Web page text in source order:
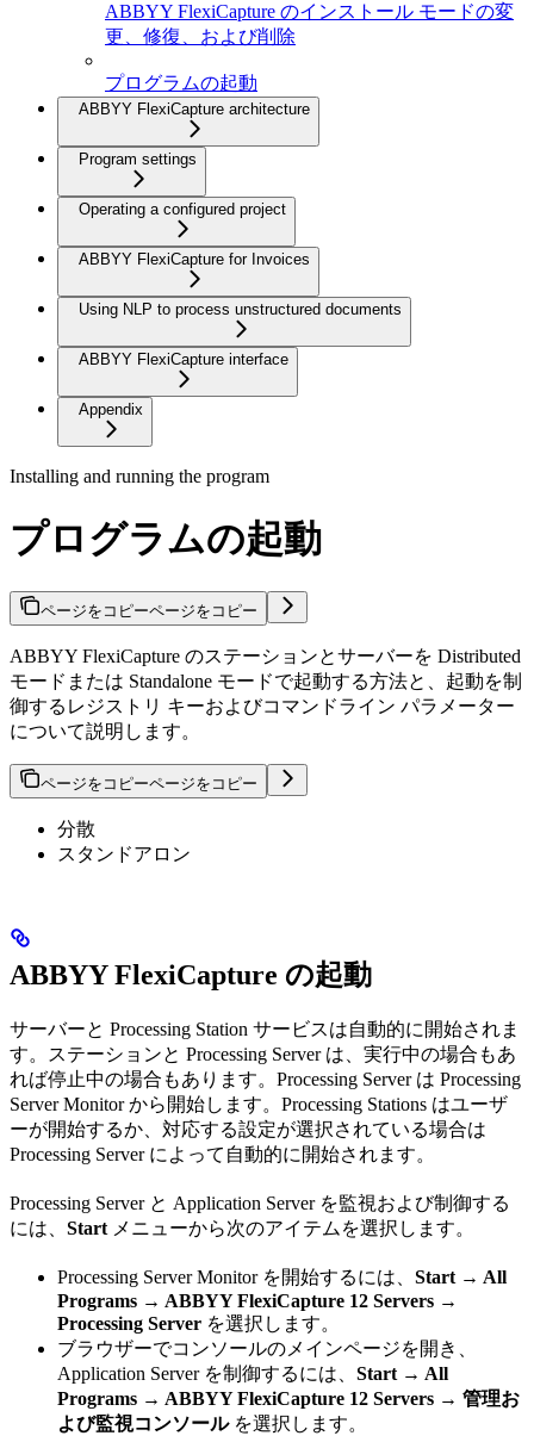
ABBYY FlexiCapture のインストール モードの変
更、修復、および削除
プログラムの起動
ABBYY FlexiCapture architecture
Program settings
Operating a configured project
ABBYY FlexiCapture for Invoices
Using NLP to process unstructured documents
ABBYY FlexiCapture interface
Appendix
Installing and running the program
プログラムの起動
ページをコピーページをコピー
ABBYY FlexiCapture のステーションとサーバーを Distributed
モードまたは Standalone モードで起動する方法と、起動を制
御するレジストリ キーおよびコマンドライン パラメーター
について説明します。
ページをコピーページをコピー
分散
スタンドアロン
ABBYY FlexiCapture の起動
サーバーと Processing Station サービスは自動的に開始されま
す。ステーションと Processing Server は、実行中の場合もあ
れば停止中の場合もあります。Processing Server は Processing
Server Monitor から開始します。Processing Stations はユーザ
ーが開始するか、対応する設定が選択されている場合は
Processing Server によって自動的に開始されます。
Processing Server と Application Server を監視および制御する
には、 Start メニューから次のアイテムを選択します。
Processing Server Monitor を開始するには、 Start → All
Programs → ABBYY FlexiCapture 12 Servers →
Processing Server を選択します。
ブラウザーでコンソールのメインページを開き、
Application Server を制御するには、 Start → All
Programs → ABBYY FlexiCapture 12 Servers → 管理お
よび監視コンソールを選択します。